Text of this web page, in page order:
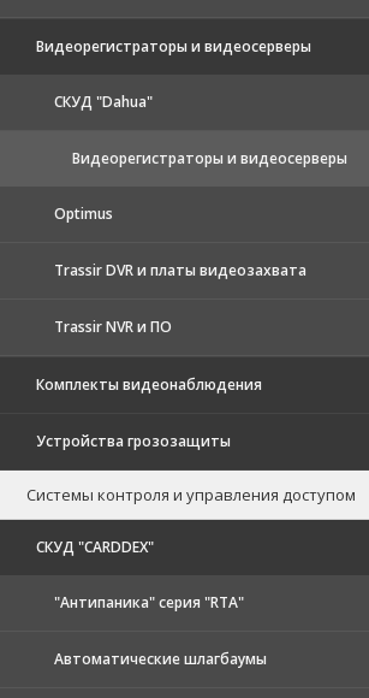
Видеорегистраторы и видеосерверы
CКУД "Dahua"
Видеорегистраторы и видеосерверы
Optimus
Trassir DVR и платы видеозахвата
Trassir NVR и ПО
Комплекты видеонаблюдения
Устройства грозозащиты
Системы контроля и управления доступом
CКУД "CARDDEX"
"Антипаника" серия "RTA"
Автоматические шлагбаумы